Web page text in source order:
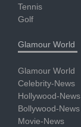
Tennis
Golf
Glamour World
Glamour World
Celebrity-News
Hollywood-News
Bollywood-News
Movie-News